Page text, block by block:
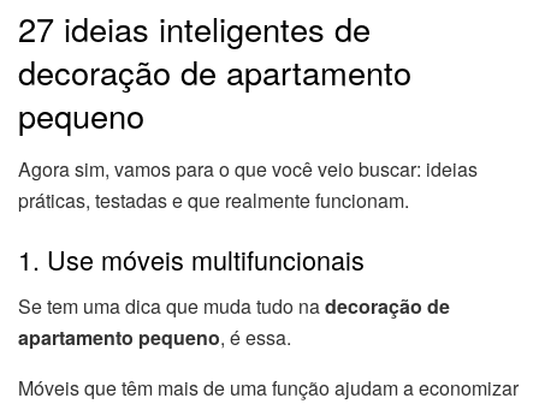
27 ideias inteligentes de
decoração de apartamento
pequeno
Agora sim, vamos para o que você veio buscar: ideias
práticas, testadas e que realmente funcionam.
1. Use móveis multifuncionais
Se tem uma dica que muda tudo nadecoração de
apartamento pequeno, é essa.
Móveis que têm mais de uma função ajudam a economizar